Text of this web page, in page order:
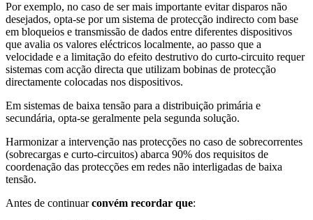
Por exemplo, no caso de ser mais importante evitar disparos não
desejados, opta-se por um sistema de protecção indirecto com base
em bloqueios e transmissão de dados entre diferentes dispositivos
que avalia os valores eléctricos localmente, ao passo que a
velocidade e a limitação do efeito destrutivo do curto-circuito requer
sistemas com acção directa que utilizam bobinas de protecção
directamente colocadas nos dispositivos.
Em sistemas de baixa tensão para a distribuição primária e
secundária, opta-se geralmente pela segunda solução.
Harmonizar a intervenção nas protecções no caso de sobrecorrentes
(sobrecargas e curto-circuitos) abarca 90% dos requisitos de
coordenação das protecções em redes não interligadas de baixa
tensão.
Antes de continuarconvém recordar que: